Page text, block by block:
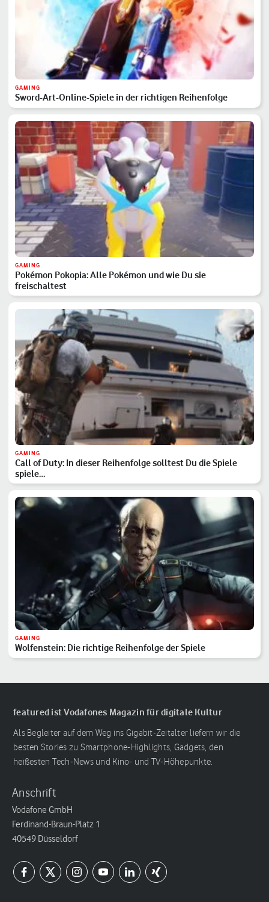
GAMING
Sword-Art-Online-Spiele in der richtigen Reihenfolge
GAMING
Pokémon Pokopia: Alle Pokémon und wie Du sie
freischaltest
GAMING
Call of Duty: In dieser Reihenfolge solltest Du die Spiele
spiele…
GAMING
Wolfenstein: Die richtige Reihenfolge der Spiele
featured ist Vodafones Magazin für digitale Kultur
Als Begleiter auf dem Weg ins Gigabit-Zeitalter liefern wir die
besten Stories zu Smartphone-Highlights, Gadgets, den
heißesten Tech-News und Kino- und TV-Höhepunkte.
Anschrift
Vodafone GmbH
Ferdinand-Braun-Platz 1
40549 Düsseldorf